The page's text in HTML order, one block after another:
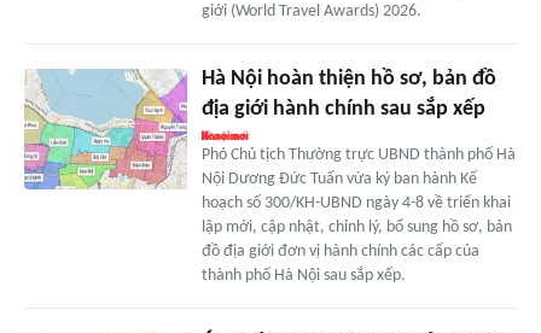
giới (World Travel Awards) 2026.
Hà Nội hoàn thiện hồ sơ, bản đồ
địa giới hành chính sau sắp xếp
Phó Chủ tịch Thường trực UBND thành phố Hà
Nội Dương Đức Tuấn vừa ký ban hành Kế
hoạch số 300/KH-UBND ngày 4-8 về triển khai
lập mới, cập nhật, chỉnh lý, bổ sung hồ sơ, bản
đồ địa giới đơn vị hành chính các cấp của
thành phố Hà Nội sau sắp xếp.